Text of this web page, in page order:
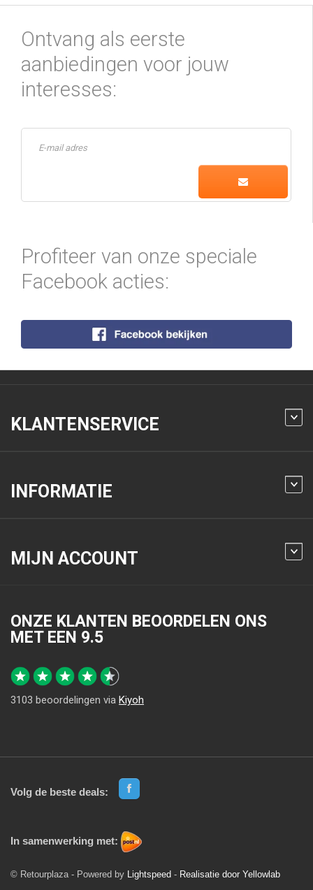
Ontvang als eerste
aanbiedingen voor jouw
interesses:
Profiteer van onze speciale
Facebook acties:
KLANTENSERVICE
INFORMATIE
MIJN ACCOUNT
ONZE KLANTEN BEOORDELEN ONS
MET EEN 9.5
3103 beoordelingen via Kiyoh
Volg de beste deals:
In samenwerking met:
© Retourplaza - Powered by Lightspeed - Realisatie door Yellowlab